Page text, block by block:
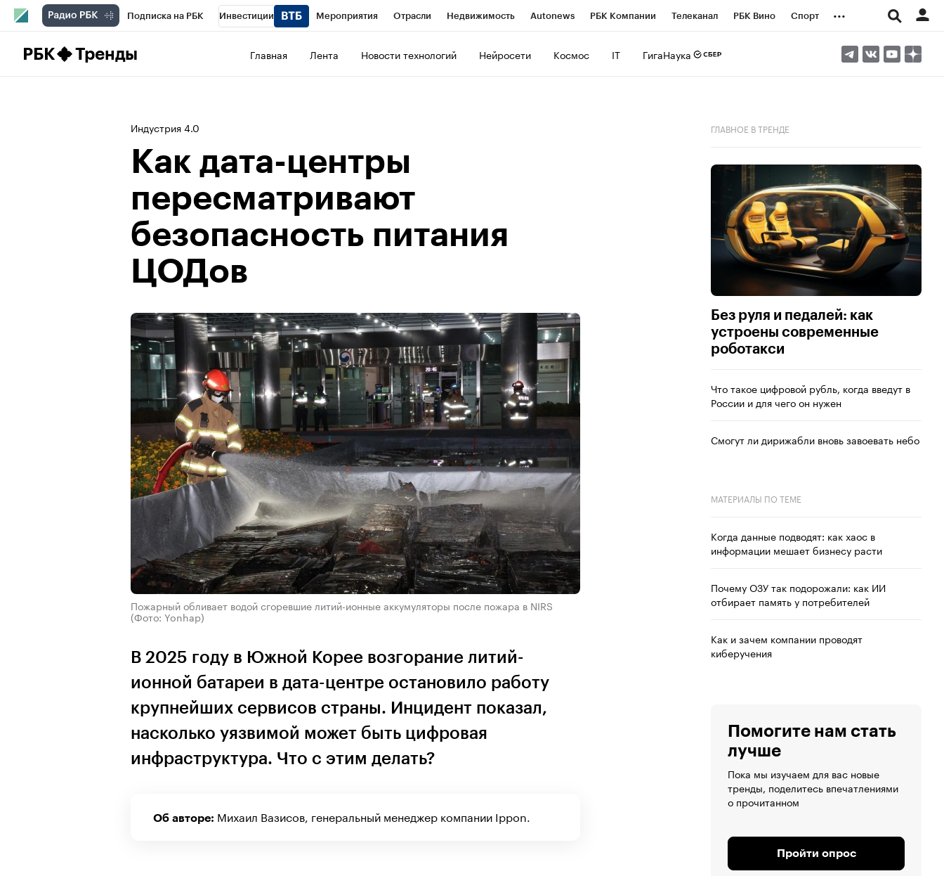
Подписка на РБК Инвестиции Мероприятия Отрасли Недвижимость Autonews РБК Компании Телеканал РБК Вино Спорт ...
РБК Тренды Главная Лента Новости технологий Нейросети Космос IT ГигаНаука
Индустрия 4.0
Как дата-центры
пересматривают
безопасность питания
ЦОДов
Пожарный обливает водой сгоревшие литий-ионные аккумуляторы после пожара в NIRS
(Фото: Yonhap)
В 2025 году в Южной Корее возгорание литий-
ионной батареи в дата-центре остановило работу
крупнейших сервисов страны. Инцидент показал,
насколько уязвимой может быть цифровая
инфраструктура. Что с этим делать?
Об авторе: Михаил Вазисов, генеральный менеджер компании Ippon.
ГЛАВНОЕ В ТРЕНДЕ
Без руля и педалей: как
устроены современные
роботакси
Что такое цифровой рубль, когда введут в
России и для чего он нужен
Смогут ли дирижабли вновь завоевать небо
МАТЕРИАЛЫ ПО ТЕМЕ
Когда данные подводят: как хаос в
информации мешает бизнесу расти
Почему ОЗУ так подорожали: как ИИ
отбирает память у потребителей
Как и зачем компании проводят
киберучения
Помогите нам стать
лучше
Пока мы изучаем для вас новые
тренды, поделитесь впечатлениями
о прочитанном
Пройти опрос